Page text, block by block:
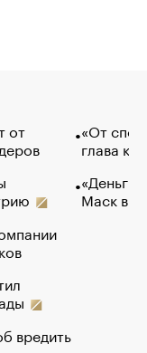
от
вредить
«От
глава
«Деньги
Маск в